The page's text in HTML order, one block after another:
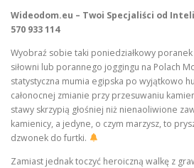
Wideodom.eu – Twoi Specjaliści od
570 933 114
Wyobraź sobie taki poniedziałkowy
siłowni lub porannego joggingu na Polach
statystyczna mumia egipska po wyjątkowo
całonocnej zmianie przy przesuwaniu
stawy skrzypią głośniej niż nienaoliwione
kamienicy, a jedyne, o czym marzysz, to
dzwonek do furtki.
Zamiast jednak toczyć heroiczną walkę z